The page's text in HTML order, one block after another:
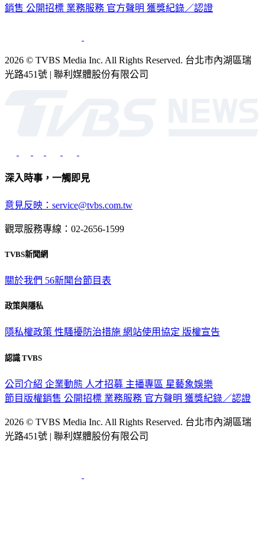
銷售 公開招標 業務服務 官方聲明 獲獎紀錄／認證
2026 © TVBS Media Inc. All Rights Reserved. 台北市內湖區瑞
光路451號 | 聯利媒體股份有限公司
深入時事，一觸即見
意見反映：service@tvbs.com.tw
觀眾服務專線：02-2656-1599
TVBS新聞網
關於我們 56新聞台節目表
政策與隱私
隱私權政策 性騷擾防治措施 網站使用協定 版權宣告
認識 TVBS
公司介紹 企業動態 人才招募 主播專區 星藝象娛樂
節目版權銷售 公開招標 業務服務 官方聲明 獲獎紀錄／認證
2026 © TVBS Media Inc. All Rights Reserved. 台北市內湖區瑞
光路451號 | 聯利媒體股份有限公司